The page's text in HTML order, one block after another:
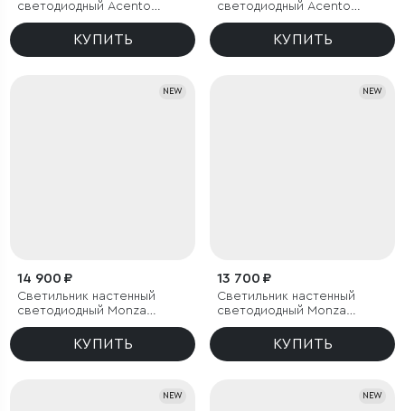
светодиодный Acento
латунь
КУПИТЬ
светодиодный Acento
черный
КУПИТЬ
NEW
14 900 ₽
Светильник настенный
светодиодный Monza
бронза/латунь
КУПИТЬ
NEW
13 700 ₽
Светильник настенный
светодиодный Monza
белый
КУПИТЬ
NEW NEW